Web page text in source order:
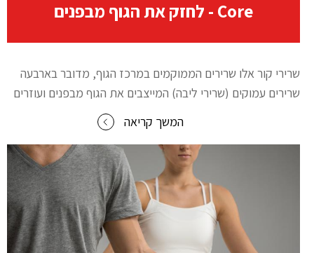
Core - לחזק את הגוף מבפנים
שרירי קור אלו שרירים הממוקמים במרכז הגוף, מדובר בארבעה
שרירים עמוקים (שרירי ליבה) המייצבים את הגוף מבפנים ועוזרים
המשך קריאה